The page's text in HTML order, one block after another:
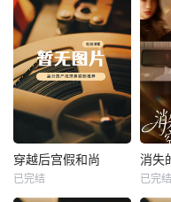
热播
穿越后宫假和尚
已完结
热播
消失
已完结